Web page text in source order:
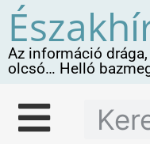
Az információ
olcsó… Helló